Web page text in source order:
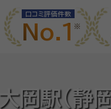
口コミ評価件数
No.1
大岡駅(静